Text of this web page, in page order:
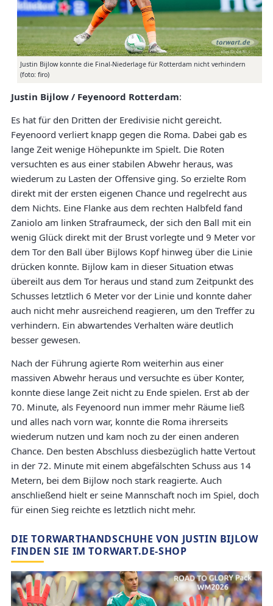
Justin Bijlow konnte die Final-Niederlage für Rotterdam nicht verhindern
(foto: firo)
Justin Bijlow / Feyenoord Rotterdam:
Es hat für den Dritten der Eredivisie nicht gereicht.
Feyenoord verliert knapp gegen die Roma. Dabei gab es
lange Zeit wenige Höhepunkte im Spielt. Die Roten
versuchten es aus einer stabilen Abwehr heraus, was
wiederum zu Lasten der Offensive ging. So erzielte Rom
direkt mit der ersten eigenen Chance und regelrecht aus
dem Nichts. Eine Flanke aus dem rechten Halbfeld fand
Zaniolo am linken Strafraumeck, der sich den Ball mit ein
wenig Glück direkt mit der Brust vorlegte und 9 Meter vor
dem Tor den Ball über Bijlows Kopf hinweg über die Linie
drücken konnte. Bijlow kam in dieser Situation etwas
übereilt aus dem Tor heraus und stand zum Zeitpunkt des
Schusses letztlich 6 Meter vor der Linie und konnte daher
auch nicht mehr ausreichend reagieren, um den Treffer zu
verhindern. Ein abwartendes Verhalten wäre deutlich
besser gewesen.
Nach der Führung agierte Rom weiterhin aus einer
massiven Abwehr heraus und versuchte es über Konter,
konnte diese lange Zeit nicht zu Ende spielen. Erst ab der
70. Minute, als Feyenoord nun immer mehr Räume ließ
und alles nach vorn war, konnte die Roma ihrerseits
wiederum nutzen und kam noch zu der einen anderen
Chance. Den besten Abschluss diesbezüglich hatte Vertout
in der 72. Minute mit einem abgefälschten Schuss aus 14
Metern, bei dem Bijlow noch stark reagierte. Auch
anschließend hielt er seine Mannschaft noch im Spiel, doch
für einen Sieg reichte es letztlich nicht mehr.
DIE TORWARTHANDSCHUHE VON JUSTIN BIJLOW
FINDEN SIE IM TORWART.DE-SHOP